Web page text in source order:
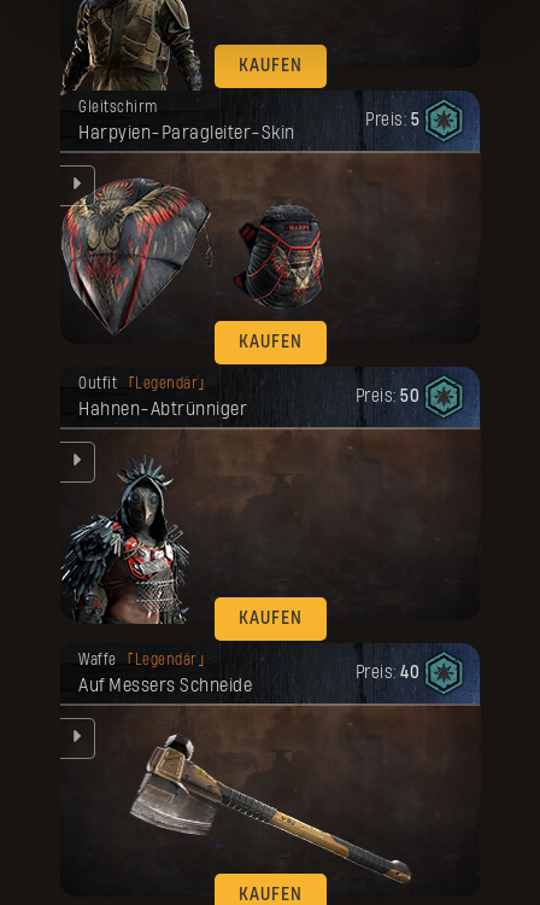
KAUFEN
Gleitschirm
Harpyien-Paragleiter-Skin
Preis: 5
KAUFEN
Deine Belohnung ist freigeschaltet
worden.
Outfit Legendär
Hahnen-Abtrünniger
Preis: 50
KAUFEN
Deine Belohnung ist freigeschaltet
worden.
Waffe Legendär
Auf Messers Schneide
Preis: 40
KAUFEN
Deine Belohnung ist freigeschaltet
worden.